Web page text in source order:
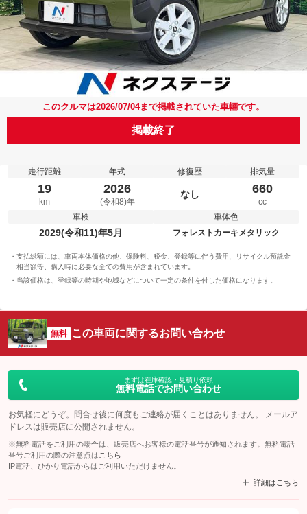
このクルマは2026/07/04まで掲載されていた車輛です。
掲載終了
走行距離
19
km
年式
2026
(令和8)年
修復歴
なし
排気量
660
cc
車検
2029(令和11)年5月
車体色
フォレストカーキメタリック
支払総額には、車両本体価格の他、保険料、税金、登録等に伴う費用、リサイクル預託金
相当額等、購入時に必要な全ての費用が含まれています。
当該価格は、登録等の時期や地域などについて一定の条件を付した価格になります。
無料 この車両に関するお問い合わせ
まずは在庫確認・見積り依頼
無料電話でお問い合わせ
お気軽にどうぞ。問合せ後に何度もご連絡が届くことはありません。 メールア
ドレスは販売店に公開されません。
※無料電話をご利用の場合は、販売店へお客様の電話番号が通知されます。無料電話
番号ご利用の際の注意点は こちら
IP電話、ひかり電話からはご利用いただけません。
詳細はこちら